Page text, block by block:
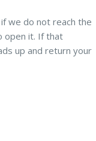
we do not reach the
open it. If that
up and return your